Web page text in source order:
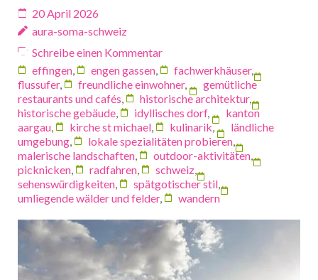
20 April 2026
aura-soma-schweiz
Schreibe einen Kommentar
effingen
engen gassen fachwerkhäuser,
flussufer, freundliche einwohner,
gemütliche
restaurants und cafés
historische architektur,
historische gebäude
idyllisches dorf,
kanton
aargau
kirche st michael kulinarik,
ländliche
umgebung
lokale spezialitäten probieren
malerische landschaften
outdoor-aktivitäten
picknicken
radfahren schweiz
sehenswürdigkeiten
spätgotischer stil
umliegende wälder und felder, wandern